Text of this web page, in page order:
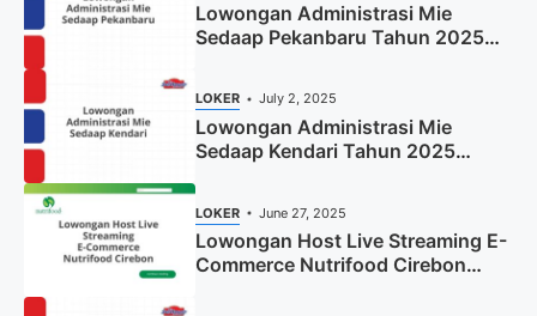
Lowongan Administrasi Mie
Sedaap Pekanbaru Tahun 2025
LOKER July 2, 2025
Lowongan Administrasi Mie
Sedaap Kendari Tahun 2025
LOKER June 27, 2025
Lowongan Host Live Streaming E-
Commerce Nutrifood Cirebon